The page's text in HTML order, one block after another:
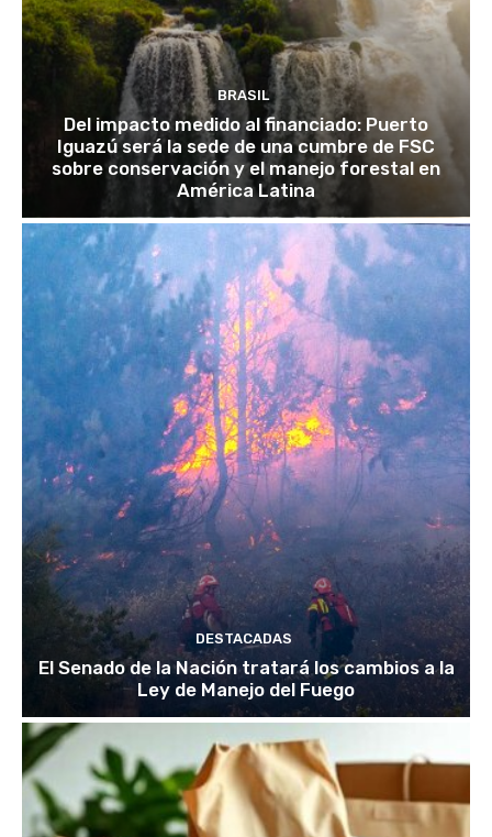
BRASIL
Del impacto medido al financiado: Puerto
Iguazú será la sede de una cumbre de FSC
sobre conservación y el manejo forestal en
América Latina
DESTACADAS
El Senado de la Nación tratará los cambios a la
Ley de Manejo del Fuego